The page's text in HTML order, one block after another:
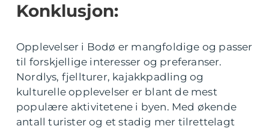
Konklusjon:
Opplevelser i Bodø er mangfoldige og passer
til forskjellige interesser og preferanser.
Nordlys, fjellturer, kajakkpadling og
kulturelle opplevelser er blant de mest
populære aktivitetene i byen. Med økende
antall turister og et stadig mer tilrettelagt